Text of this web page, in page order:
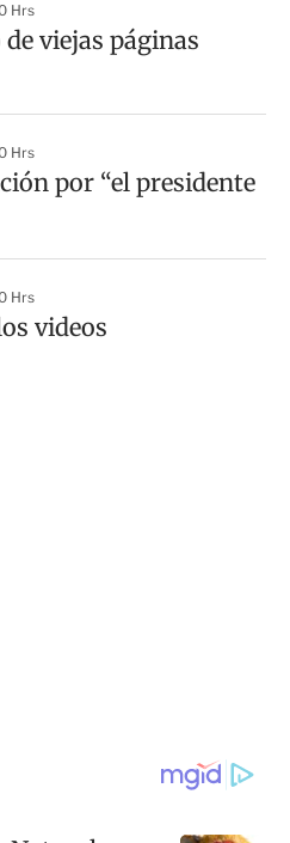
Hrs
viejas páginas
Hrs
por “el presidente
Hrs
videos